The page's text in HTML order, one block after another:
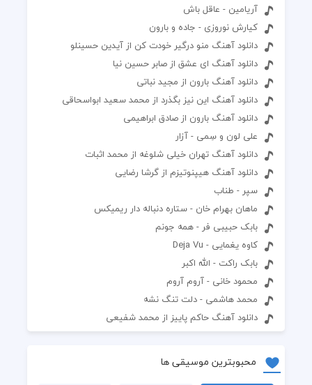
آریامین - عاقل باش
کیارش نوروزی - جاده و بارون
دانلود آهنگ منو درگیر خودت کن از آیدین حسینلو
دانلود آهنگ ای عشق از صابر حسین نیا
دانلود آهنگ بارون از مجید نباتی
دانلود آهنگ این نیز بگذرد از محمد سعید ابواسحاقی
دانلود آهنگ بارون از صادق ابراهیمی
علی لون و سِمی - آزار
دانلود آهنگ تهران خیلی شلوغه از محمد اثبات
دانلود آهنگ هیپنوتیزم از گرشا رضایی
سپر - طناب
ماهان بهرام خان - ستاره دنباله دار ریمیکس
بابک حبیبی فر - همه جونم
کاوه یغمایی - Deja Vu
بابک راکت - الله اکبر
محمود خانی - آروم آروم
محمد هاشمی - دلت تنگ نشه
دانلود آهنگ حاکم پاییز از محمد شفیعی
محبوبترین موسیقی ها